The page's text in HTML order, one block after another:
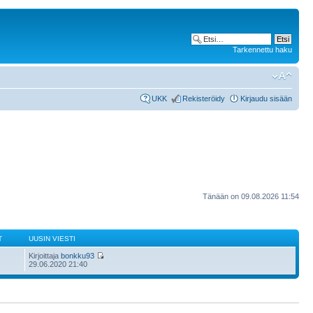
Tarkennettu haku
UKK Rekisteröidy Kirjaudu sisään
Tänään on 09.08.2026 11:54
UUSIN VIESTI
Kirjoittajabonkku93
29.06.2020 21:40